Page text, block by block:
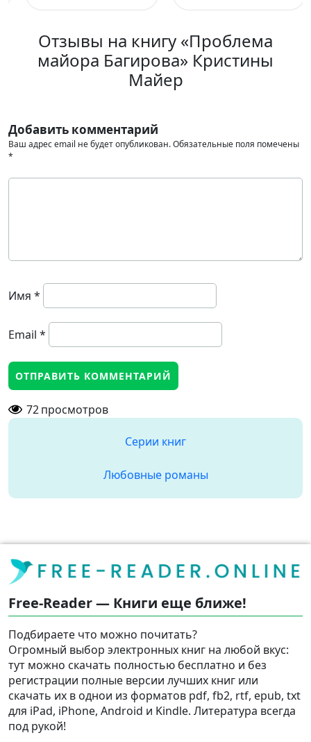
Отзывы на книгу «Проблема
майора Багирова» Кристины
Майер
Добавить комментарий
Ваш адрес email не будет опубликован.Обязательные поля помечены
*
Имя *
Email *
72просмотров
Серии книг
Любовные романы
Free-Reader — Книги еще ближе!
Подбираете что можно почитать?
Огромный выбор электронных книг на любой вкус:
тут можно скачать полностью бесплатно и без
регистрации полные версии лучших книг или
скачать их в однои из форматов pdf, fb2, rtf, epub, txt
для iPad, iPhone, Android и Kindle. Литература всегда
под рукой!